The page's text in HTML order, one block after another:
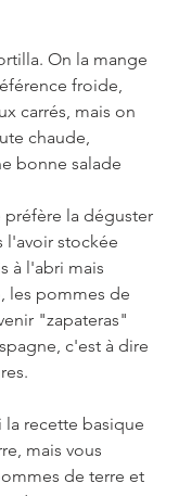
On la mange
froide,
carrés, mais on
chaude,
bonne salade
la déguster
l'avoir stockée
à l'abri mais
les pommes de
"zapateras"
c'est à dire
recette basique
mais vous
de terre et